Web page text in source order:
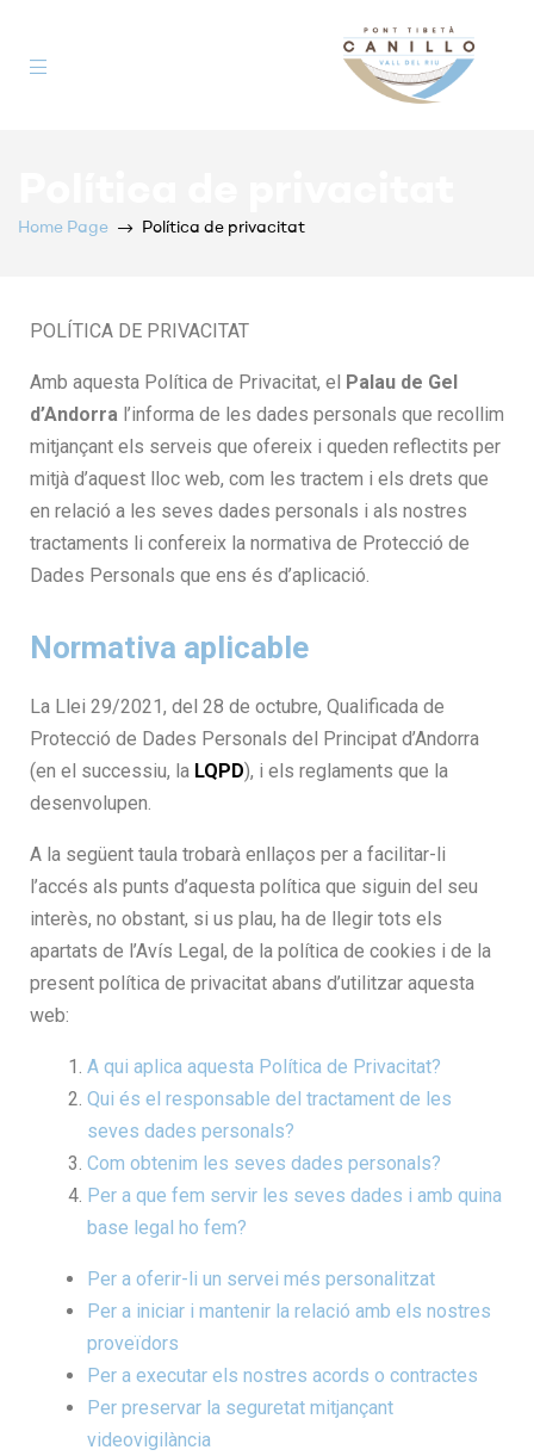
Home Page Política de privacitat
POLÍTICA DE PRIVACITAT
Amb aquesta Política de Privacitat, el
Palau de Gel
d’Andorra l’informa de les dades personals que recollim
mitjançant els serveis que ofereix i queden reflectits per
mitjà d’aquest lloc web, com les tractem i els drets que
en relació a les seves dades personals i als nostres
tractaments li confereix la normativa de Protecció de
Dades Personals que ens és d’aplicació.
Normativa aplicable
La Llei 29/2021, del 28 de octubre, Qualificada de
Protecció de Dades Personals del Principat d’Andorra
(en el successiu, la LQPD), i els reglaments que la
desenvolupen.
A la següent taula trobarà enllaços per a facilitar-li
l’accés als punts d’aquesta política que siguin del seu
interès, no obstant, si us plau, ha de llegir tots els
apartats de l’Avís Legal, de la política de cookies i de la
present política de privacitat abans d’utilitzar aquesta
web:
A qui aplica aquesta Política de Privacitat?
Qui és el responsable del tractament de les
seves dades personals?
Com obtenim les seves dades personals?
Per a que fem servir les seves dades i amb quina
base legal ho fem?
Per a oferir-li un servei més personalitzat
Per a iniciar i mantenir la relació amb els nostres
proveïdors
Per a executar els nostres acords o contractes
Per preservar la seguretat mitjançant
videovigilància